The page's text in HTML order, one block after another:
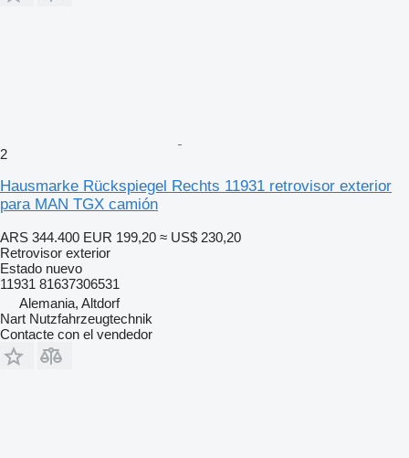
2
Hausmarke Rückspiegel Rechts 11931 retrovisor exterior
para MAN TGX camión
ARS 344.400 EUR 199,20 ≈ US$ 230,20
Retrovisor exterior
Estado nuevo
11931 81637306531
Alemania, Altdorf
Nart Nutzfahrzeugtechnik
Contacte con el vendedor